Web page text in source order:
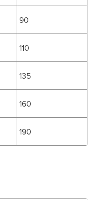
90
110
135
160
190